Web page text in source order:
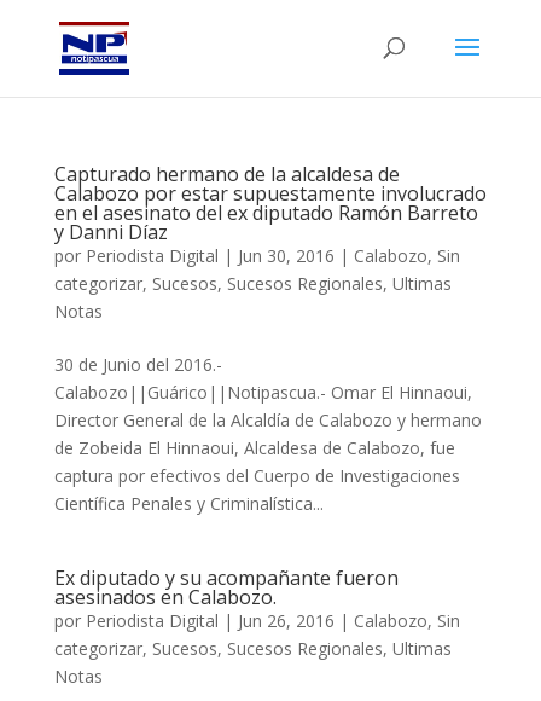
Capturado hermano de la alcaldesa de
Calabozo por estar supuestamente involucrado
en el asesinato del ex diputado Ramón Barreto
y Danni Díaz
por Periodista Digital | Jun 30, 2016 | Calabozo, Sin
categorizar, Sucesos, Sucesos Regionales, Ultimas
Notas
30 de Junio del 2016.-
Calabozo||Guárico||Notipascua.- Omar El Hinnaoui,
Director General de la Alcaldía de Calabozo y hermano
de Zobeida El Hinnaoui, Alcaldesa de Calabozo, fue
captura por efectivos del Cuerpo de Investigaciones
Científica Penales y Criminalística...
Ex diputado y su acompañante fueron
asesinados en Calabozo.
por Periodista Digital | Jun 26, 2016 | Calabozo, Sin
categorizar, Sucesos, Sucesos Regionales, Ultimas
Notas